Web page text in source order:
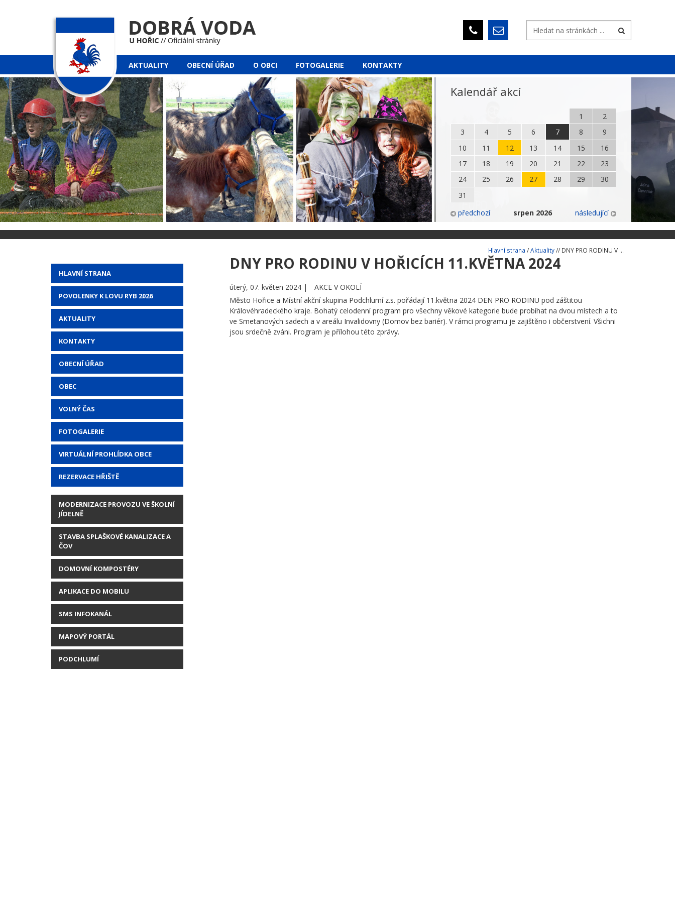
AKTUALITY OBECNÍ ÚŘAD O OBCI FOTOGALERIE KONTAKTY
Kalendář akcí
1
2
3
4 5 6 7 8
9
10
11 12 13 14 15
16
17
18 19 20 21 22
23
24
25 26 27 28 29
30
31
předchozí
srpen 2026 následující
HLAVNÍ STRANA
POVOLENKY K LOVU RYB 2026
AKTUALITY
KONTAKTY
OBECNÍ ÚŘAD
OBEC
VOLNÝ ČAS
FOTOGALERIE
VIRTUÁLNÍ PROHLÍDKA OBCE
REZERVACE HŘIŠTĚ
MODERNIZACE PROVOZU VE ŠKOLNÍ
JÍDELNĚ
STAVBA SPLAŠKOVÉ KANALIZACE A
ČOV
DOMOVNÍ KOMPOSTÉRY
APLIKACE DO MOBILU
SMS INFOKANÁL
MAPOVÝ PORTÁL
PODCHLUMÍ
Hlavní strana /Aktuality// DNY PRO RODINU V ...
DNY PRO RODINU V HOŘICÍCH 11.KVĚTNA 2024
úterý, 07. květen 2024 |
AKCE V OKOLÍ
Město Hořice a Místní akční skupina Podchlumí z.s. pořádají 11.května 2024 DEN PRO RODINU pod záštitou
Královéhradeckého kraje. Bohatý celodenní program pro všechny věkové kategorie bude probíhat na dvou místech a to
ve Smetanových sadech a v areálu Invalidovny (Domov bez bariér). V rámci programu je zajištěno i občerstvení. Všichni
jsou srdečně zváni. Program je přílohou této zprávy.